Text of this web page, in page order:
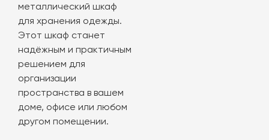
металлический шкаф
для хранения одежды.
Этот шкаф станет
надёжным и практичным
решением для
организации
пространства в вашем
доме, офисе или любом
другом помещении.